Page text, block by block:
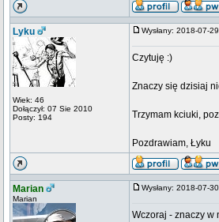
Lyku
Wiek: 46
Dołączył: 07 Sie 2010
Posty: 194
Wysłany: 2018-07-
Czytuję :)
Znaczy się dzisiaj
Trzymam kciuki,
Pozdrawiam, Łyku
Marian
Marian
Wysłany: 2018-07-
Wczoraj - znaczy w